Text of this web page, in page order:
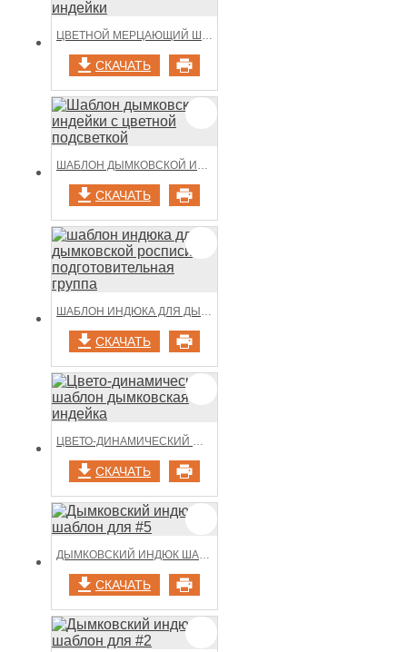
ЦВЕТНОЙ МЕРЦАЮЩИЙ ШАБЛОН ДЫМКОВСКОЙ ИНДЕЙКИ
СКАЧАТЬ
ШАБЛОН ДЫМКОВСКОЙ ИНДЕЙКИ С ЦВЕТНОЙ ПОДСВЕТКОЙ
СКАЧАТЬ
ШАБЛОН ИНДЮКА ДЛЯ ДЫМКОВСКОЙ РОСПИСИ ПОДГОТОВИТЕЛЬНАЯ ГРУППА
СКАЧАТЬ
ЦВЕТО-ДИНАМИЧЕСКИЙ ШАБЛОН ДЫМКОВСКАЯ ИНДЕЙКА
СКАЧАТЬ
ДЫМКОВСКИЙ ИНДЮК ШАБЛОН ДЛЯ #5
СКАЧАТЬ